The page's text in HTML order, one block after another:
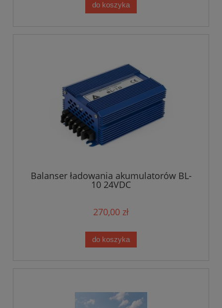
do koszyka
Balanser ładowania akumulatorów BL-
10 24VDC
270,00 zł
do koszyka